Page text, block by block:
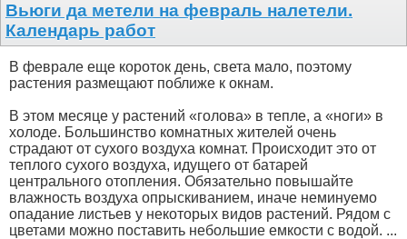
Вьюги да метели на февраль налетели.
Календарь работ
В феврале еще короток день, света мало, поэтому
растения размещают поближе к окнам.
В этом месяце у растений «голова» в тепле, а «ноги» в
холоде. Большинство комнатных жителей очень
страдают от сухого воздуха комнат. Происходит это от
теплого сухого воздуха, идущего от батарей
центрального отопления. Обязательно повышайте
влажность воздуха опрыскиванием, иначе неминуемо
опадание листьев у некоторых видов растений. Рядом с
цветами можно поставить небольшие емкости с водой. ...